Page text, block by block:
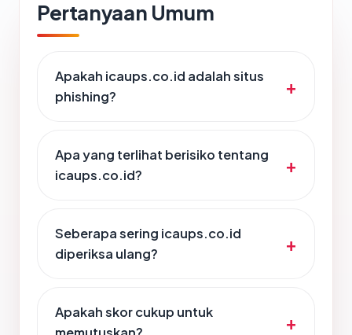
Pertanyaan Umum
Apakah icaups.co.id adalah situs
phishing?
Apa yang terlihat berisiko tentang
icaups.co.id?
Seberapa sering icaups.co.id
diperiksa ulang?
Apakah skor cukup untuk